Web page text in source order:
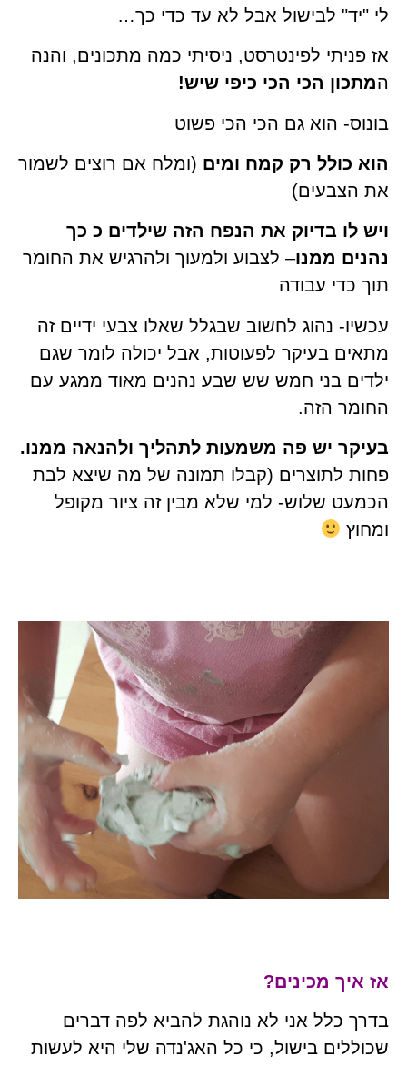
לי "יד" לבישול אבל לא עד כדי כך…
אז פניתי לפינטרסט, ניסיתי כמה מתכונים, והנה
המתכון הכי הכי כיפי שיש!
בונוס- הוא גם הכי הכי פשוט
הוא כולל רק קמח ומים (ומלח אם רוצים לשמור
את הצבעים)
ויש לו בדיוק את הנפח הזה שילדים כ כך
נהנים ממנו– לצבוע ולמעוך ולהרגיש את החומר
תוך כדי עבודה
עכשיו- נהוג לחשוב שבגלל שאלו צבעי ידיים זה
מתאים בעיקר לפעוטות, אבל יכולה לומר שגם
ילדים בני חמש שש שבע נהנים מאוד ממגע עם
החומר הזה.
בעיקר יש פה משמעות לתהליך ולהנאה ממנו.
פחות לתוצרים (קבלו תמונה של מה שיצא לבת
הכמעט שלוש- למי שלא מבין זה ציור מקופל
ומחוץ
אז איך מכינים?
בדרך כלל אני לא נוהגת להביא לפה דברים
שכוללים בישול, כי כל האג'נדה שלי היא לעשות